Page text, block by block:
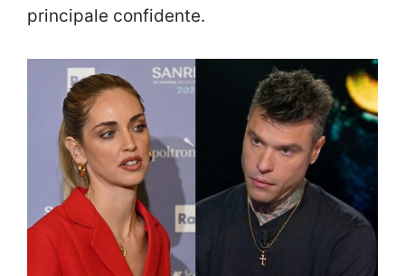
principale confidente.